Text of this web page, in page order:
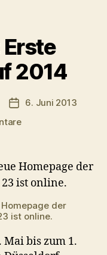
2014
6. Juni 2013
zu
Erste
Vorschau
auf
Homepage der
ist online.
Mai bis zum 1.